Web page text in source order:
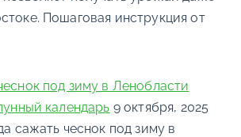
Пошаговая инструкция от
под зиму в Ленобласти
календарь 9 октября, 2025
сажать чеснок под зиму в